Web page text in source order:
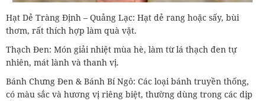
Hạt Dẻ Tràng Định – Quảng Lạc: Hạt dẻ rang hoặc sấy, bùi
thơm, rất thích hợp làm quà vặt.
Thạch Đen: Món giải nhiệt mùa hè, làm từ lá thạch đen tự
nhiên, mát lành và thanh vị.
Bánh Chưng Đen & Bánh Bí Ngô: Các loại bánh truyền thống,
có màu sắc và hương vị riêng biệt, thường dùng trong các dịp